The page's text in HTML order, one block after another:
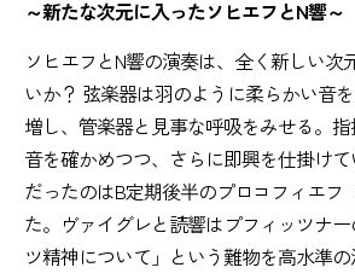
～新たな次元に入ったソヒエフとN響～
ソヒエフとN響の演奏は、全く新しい次
いか？ 弦楽器は羽のように柔らかい音
増し、管楽器と見事な呼吸をみせる。
音を確かめつつ、さらに即興を仕掛け
だったのはB定期後半のプロコフィエフ
た。ヴァイグレと読響はプフィッツナ
ツ精神について」という難物を高水準